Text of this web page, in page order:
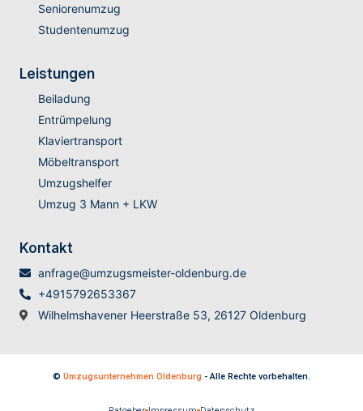
Seniorenumzug
Studentenumzug
Leistungen
Beiladung
Entrümpelung
Klaviertransport
Möbeltransport
Umzugshelfer
Umzug 3 Mann + LKW
Kontakt
anfrage@umzugsmeister-oldenburg.de
+4915792653367
Wilhelmshavener Heerstraße 53, 26127 Oldenburg
© Umzugsunternehmen Oldenburg - Alle Rechte vorbehalten.